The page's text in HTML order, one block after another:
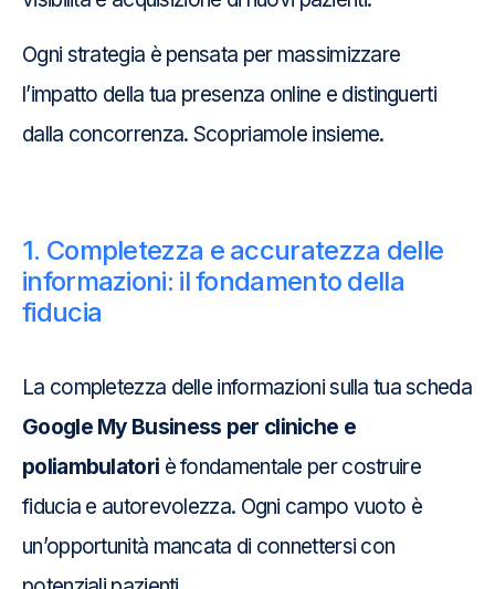
Ogni strategia è pensata per massimizzare
l’impatto della tua presenza online e distinguerti
dalla concorrenza. Scopriamole insieme.
1. Completezza e accuratezza delle
informazioni: il fondamento della
fiducia
La completezza delle informazioni sulla tua scheda
Google My Business per cliniche e
poliambulatori è fondamentale per costruire
fiducia e autorevolezza. Ogni campo vuoto è
un’opportunità mancata di connettersi con